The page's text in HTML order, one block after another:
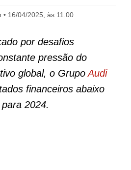
16/04/2025, às 11:00
por desafios
pressão do
global, o GrupoAudi
financeiros abaixo
2024.